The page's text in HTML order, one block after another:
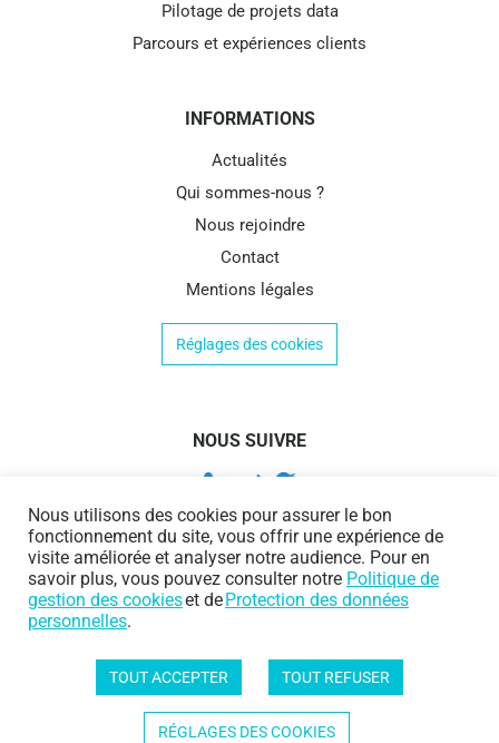
Pilotage de projets data
Parcours et expériences clients
INFORMATIONS
Actualités
Qui sommes-nous ?
Nous rejoindre
Contact
Mentions légales
Réglages des cookies
NOUS SUIVRE
Protection des données personnelles
Politique de gestion des cookies
Copyright © 2020 AI&DATA
Nous utilisons des cookies pour assurer le bon
fonctionnement du site, vous offrir une expérience de
visite améliorée et analyser notre audience. Pour en
savoir plus, vous pouvez consulter notre Politique de
gestion des cookieset deProtection des données
personnelles.
TOUT ACCEPTER TOUT REFUSER
RÉGLAGES DES COOKIES